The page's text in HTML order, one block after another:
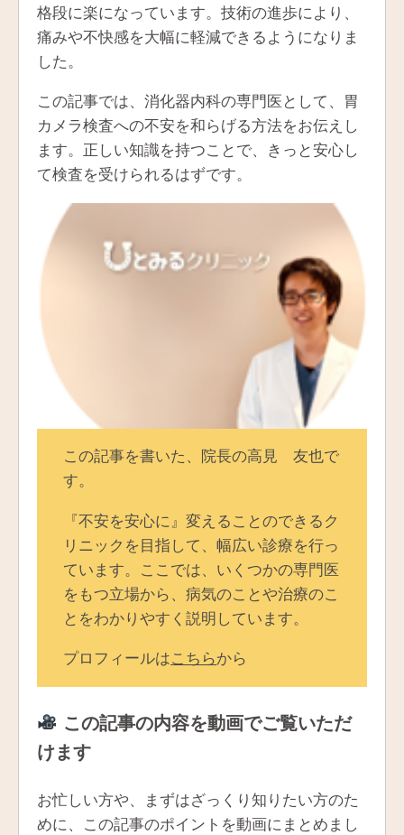
格段に楽になっています。技術の進歩により、
痛みや不快感を大幅に軽減できるようになりま
した。
この記事では、消化器内科の専門医として、胃
カメラ検査への不安を和らげる方法をお伝えし
ます。正しい知識を持つことで、きっと安心し
て検査を受けられるはずです。
この記事を書いた、院長の高見 友也で
す。
『不安を安心に』変えることのできるク
リニックを目指して、幅広い診療を行っ
ています。ここでは、いくつかの専門医
をもつ立場から、病気のことや治療のこ
とをわかりやすく説明しています。
プロフィールはこちらから
この記事の内容を動画でご覧いただ
けます
お忙しい方や、まずはざっくり知りたい方のた
めに、この記事のポイントを動画にまとめまし